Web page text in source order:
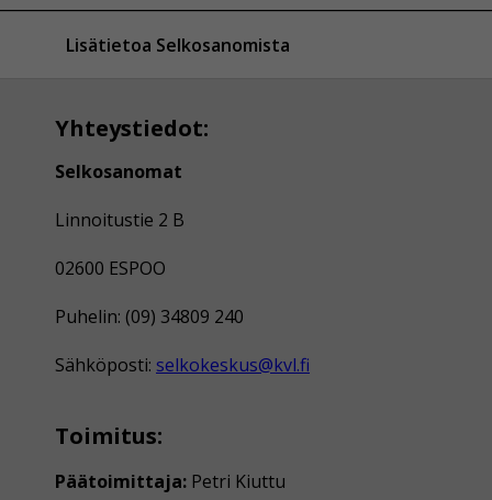
Lisätietoa Selkosanomista
Yhteystiedot:
Selkosanomat
Linnoitustie 2 B
02600 ESPOO
Puhelin: (09) 34809 240
Sähköposti: selkokeskus@kvl.fi
Toimitus:
Päätoimittaja: Petri Kiuttu